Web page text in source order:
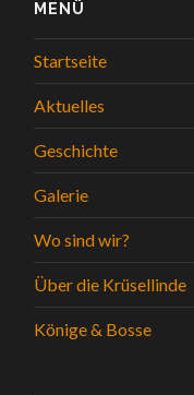
MENÜ
Startseite
Aktuelles
Geschichte
Galerie
Wo sind wir?
Über die Krüsellinde
Könige & Bosse